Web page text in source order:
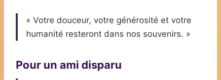
« Votre douceur, votre générosité et votre
humanité resteront dans nos souvenirs. »
Pour un ami disparu